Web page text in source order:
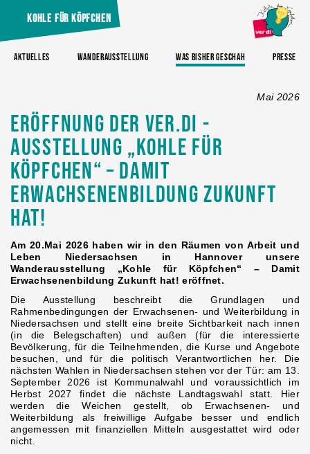
Kohle für Köpfchen
Aktuelles Wanderausstellung Was bisher geschah Presse
Mai 2026
Eröffnung der ver.di -
Ausstellung „Kohle für
Köpfchen“ – Damit
Erwachsenenbildung Zukunft
hat!
Am 20.Mai 2026 haben wir in den Räumen von Arbeit und
Leben Niedersachsen in Hannover unsere
Wanderausstellung „Kohle für Köpfchen“ – Damit
Erwachsenenbildung Zukunft hat! eröffnet.
Die Ausstellung beschreibt die Grundlagen und
Rahmenbedingungen der Erwachsenen- und Weiterbildung in
Niedersachsen und stellt eine breite Sichtbarkeit nach innen
(in die Belegschaften) und außen (für die interessierte
Bevölkerung, für die Teilnehmenden, die Kurse und Angebote
besuchen, und für die politisch Verantwortlichen her. Die
nächsten Wahlen in Niedersachsen stehen vor der Tür: am 13.
September 2026 ist Kommunalwahl und voraussichtlich im
Herbst 2027 findet die nächste Landtagswahl statt. Hier
werden die Weichen gestellt, ob Erwachsenen- und
Weiterbildung als freiwillige Aufgabe besser und endlich
angemessen mit finanziellen Mitteln ausgestattet wird oder
nicht.